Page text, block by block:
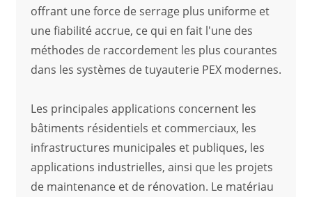
offrant une force de serrage plus uniforme et
une fiabilité accrue, ce qui en fait l'une des
méthodes de raccordement les plus courantes
dans les systèmes de tuyauterie PEX modernes.
Les principales applications concernent les
bâtiments résidentiels et commerciaux, les
infrastructures municipales et publiques, les
applications industrielles, ainsi que les projets
de maintenance et de rénovation. Le matériau